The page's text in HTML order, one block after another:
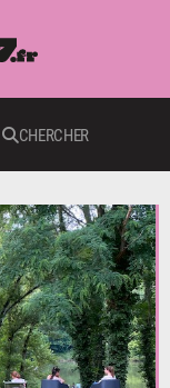
CHERCHER